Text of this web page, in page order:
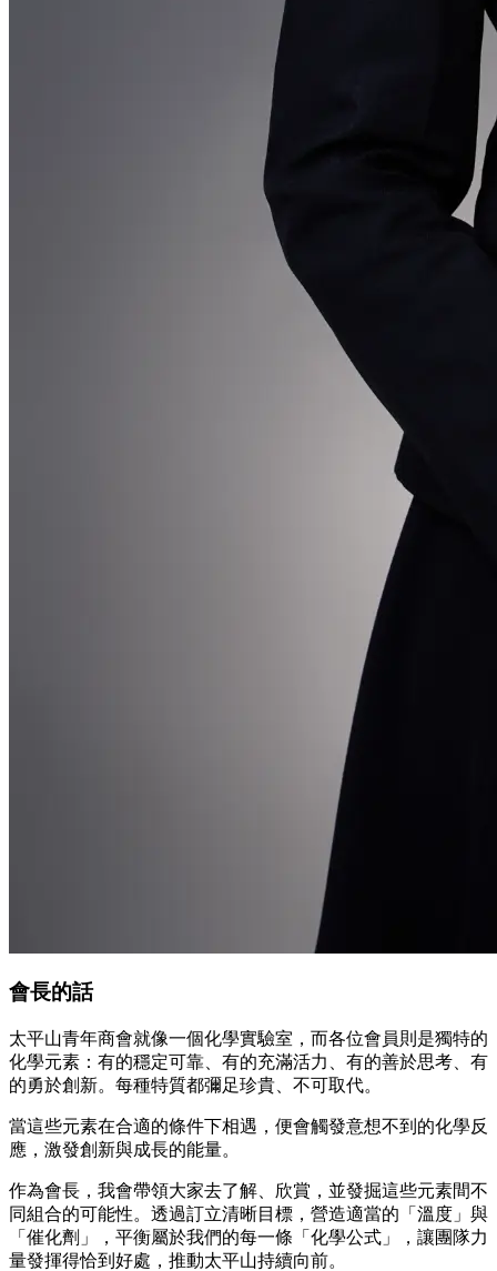
會長的話
太平山青年商會就像一個化學實驗室，而各位會員則是獨特的
化學元素：有的穩定可靠、有的充滿活力、有的善於思考、有
的勇於創新。每種特質都彌足珍貴、不可取代。
當這些元素在合適的條件下相遇，便會觸發意想不到的化學反
應，激發創新與成長的能量。
作為會長，我會帶領大家去了解、欣賞，並發掘這些元素間不
同組合的可能性。透過訂立清晰目標，營造適當的「溫度」與
「催化劑」，平衡屬於我們的每一條「化學公式」，讓團隊力
量發揮得恰到好處，推動太平山持續向前。